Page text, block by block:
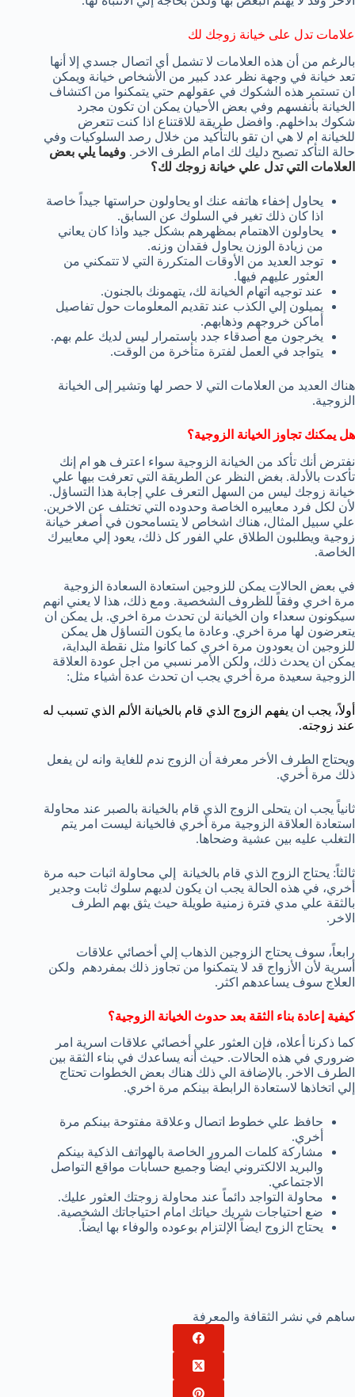
علامات تدل على خيانة زوجك لك
بالرغم من أن هذه العلامات لا تشمل أي اتصال جسدي إلا أنها
تعد خيانة في وجهة نظر عدد كبير من الأشخاص خيانة ويمكن
ان تستمر هذه الشكوك في عقولهم حتي يتمكنوا من اكتشاف
الخيانة بأنفسهم وفي بعض الأحيان يمكن ان تكون مجرد
شكوك بداخلهم. وافضل طريقة للاقتناع اذا كنت تتعرض
للخيانة ام لا هي ان تقو بالتأكيد من خلال رصد السلوكيات وفي
حالة التأكد تصبح دليك لك امام الطرف الاخر. وفيما يلي بعض
العلامات التي تدل علي خيانة زوجك لك؟
يحاول إخفاء هاتفه عنك او يحاولون حراستها جيداً خاصة
اذا كان ذلك تغير في السلوك عن السابق.
يحاولون الاهتمام بمظهرهم بشكل جيد واذا كان يعاني
من زيادة الوزن يحاول فقدان وزنه.
توجد العديد من الأوقات المتكررة التي لا تتمكني من
العثور عليهم فيها.
عند توجيه اتهام الخيانة لك، يتهمونك بالجنون.
يميلون إلي الكذب عند تقديم المعلومات حول تفاصيل
أماكن خروجهم وذهابهم.
يخرجون مع أصدقاء جدد باستمرار ليس لديك علم بهم.
يتواجد في العمل لفترة متأخرة من الوقت.
هناك العديد من العلامات التي لا حصر لها وتشير إلى الخيانة
الزوجية.
هل يمكنك تجاوز الخيانة الزوجية؟
نفترض أنك تأكد من الخيانة الزوجية سواء اعترف هو ام إنك
تأكدت بالأدلة. بغض النظر عن الطريقة التي تعرفت بيها علي
خيانة زوجك ليس من السهل التعرف علي إجابة هذا التساؤل.
لأن لكل فرد معاييره الخاصة وحدوده التي تختلف عن الاخرين.
علي سبيل المثال، هناك اشخاص لا يتسامحون في أصغر خيانة
زوجية ويطلبون الطلاق علي الفور كل ذلك، يعود إلي معاييرك
الخاصة.
في بعض الحالات يمكن للزوجين استعادة السعادة الزوجية
مرة اخري وفقاً للظروف الشخصية. ومع ذلك، هذا لا يعني انهم
سيكونون سعداء وان الخيانة لن تحدث مرة اخري. بل يمكن ان
يتعرضون لها مرة اخري. وعادة ما يكون التساؤل هل يمكن
للزوجين ان يعودون مرة اخري كما كانوا مثل نقطة البداية،
يمكن ان يحدث ذلك، ولكن الأمر نسبي من اجل عودة العلاقة
الزوجية سعيدة مرة أخري يجب ان تحدث عدة أشياء مثل:
أولاً، يجب ان يفهم الزوج الذي قام بالخيانة الألم الذي تسبب له
عند زوجته.
ويحتاج الطرف الأخر معرفة أن الزوج ندم للغاية وانه لن يفعل
ذلك مرة أخري.
ثانياً يجب ان يتحلى الزوج الذي قام بالخيانة بالصبر عند محاولة
استعادة العلاقة الزوجية مرة أخري فالخيانة ليست امر يتم
التغلب عليه بين عشية وضحاها.
ثالثاً: يحتاج الزوج الذي قام بالخيانة إلي محاولة اثبات حبه مرة
أخري، في هذه الحالة يجب ان يكون لديهم سلوك ثابت وجدير
بالثقة علي مدي فترة زمنية طويلة حيث يثق بهم الطرف
الاخر.
رابعاً، سوف يحتاج الزوجين الذهاب إلي أخصائي علاقات
أسرية لأن الأزواج قد لا يتمكنوا من تجاوز ذلك بمفردهم ولكن
العلاج سوف يساعدهم اكثر.
كيفية إعادة بناء الثقة بعد حدوث الخيانة الزوجية؟
كما ذكرنا أعلاه، فإن العثور علي أخصائي علاقات اسرية امر
ضروري في هذه الحالات. حيث أنه يساعدك في بناء الثقة بين
الطرف الاخر. بالإضافة الي ذلك هناك بعض الخطوات تحتاج
إلي اتخاذها لاستعادة الرابطة بينكم مرة اخري.
حافظ علي خطوط اتصال وعلاقة مفتوحة بينكم مرة
أخري.
مشاركة كلمات المرور الخاصة بالهواتف الذكية بينكم
والبريد الالكتروني ايضاً وجميع حسابات مواقع التواصل
الاجتماعي.
محاولة التواجد دائماً عند محاولة زوجتك العثور عليك.
ضع احتياجات شريك حياتك امام احتياجاتك الشخصية.
يحتاج الزوج ايضاً الإلتزام بوعوده والوفاء بها ايضاً.
ساهم في نشر الثقافة والمعرفة